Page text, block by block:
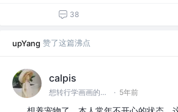
38
upYang 赞了这篇沸点
calpis
想转行学画画的前端 · 5年前